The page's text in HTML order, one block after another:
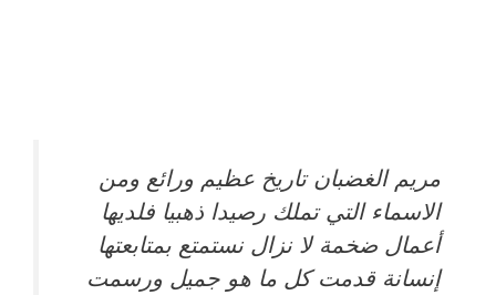
مريم الغضبان تاريخ عظيم ورائع ومن
الاسماء التي تملك رصيدا ذهبيا فلديها
أعمال ضخمة لا نزال نستمتع بمتابعتها
إنسانة قدمت كل ما هو جميل ورسمت